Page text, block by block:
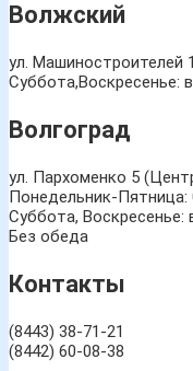
Волжский
ул. Машиностроителей
Суббота,Воскресенье:
Волгоград
ул. Пархоменко 5
Понедельник-Пятница:
Суббота, Воскресенье:
Без обеда
Контакты
(8443) 38-71-21
(8442) 60-08-38